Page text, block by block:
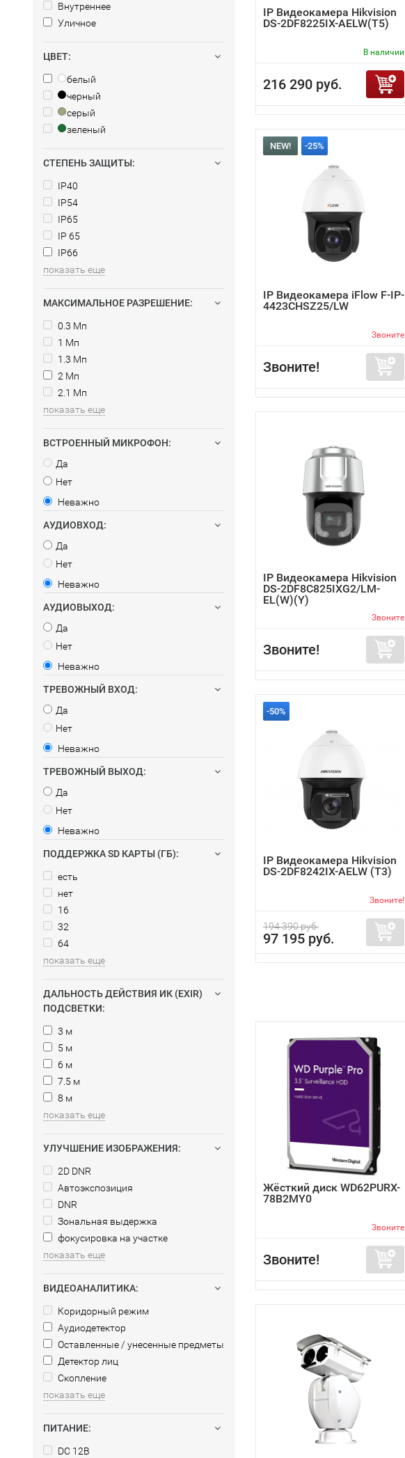
Внутреннее
Уличное
ЦВЕТ:
белый
черный
серый
зеленый
СТЕПЕНЬ ЗАЩИТЫ:
IP40
IP54
IP65
IP 65
IP66
показать еще
МАКСИМАЛЬНОЕ РАЗРЕШЕНИЕ:
0.3 Мп
1 Мп
1.3 Мп
2 Мп
2.1 Мп
показать еще
ВСТРОЕННЫЙ МИКРОФОН:
Да
Нет
Неважно
АУДИОВХОД:
Да
Нет
Неважно
АУДИОВЫХОД:
Да
Нет
Неважно
ТРЕВОЖНЫЙ ВХОД:
Да
Нет
Неважно
ТРЕВОЖНЫЙ ВЫХОД:
Да
Нет
Неважно
ПОДДЕРЖКА SD КАРТЫ (ГБ):
есть
нет
16
32
64
показать еще
ДАЛЬНОСТЬ ДЕЙСТВИЯ ИК (EXIR)
ПОДСВЕТКИ:
3 м
5 м
6 м
7.5 м
8 м
показать еще
УЛУЧШЕНИЕ ИЗОБРАЖЕНИЯ:
2D DNR
Автоэкспозиция
DNR
Зональная выдержка
фокусировка на участке
показать еще
ВИДЕОАНАЛИТИКА:
Коридорный режим
Аудиодетектор
Оставленные / унесенные предметы
Детектор лиц
Скопление
показать еще
ПИТАНИЕ:
DC 12В
IP Видеокамера Hikvision
DS-2DF8225IX-AELW(T5)
В наличии
216 290 руб.
NEW! -25%
IP Видеокамера iFlow F-IP-
4423CHSZ25/LW
Звоните
Звоните!
IP Видеокамера Hikvision
DS-2DF8C825IXG2/LM-
EL(W)(Y)
Звоните
Звоните!
-50%
IP Видеокамера Hikvision
DS-2DF8242IX-AELW (T3)
Звоните!
194 390 руб.
97 195 руб.
Жёсткий диск WD62PURX-
78B2MY0
Звоните
Звоните!